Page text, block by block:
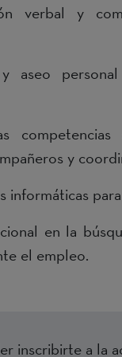
verbal y
aseo
competencias
y
informáticas
en la
el empleo.
inscribirte a la